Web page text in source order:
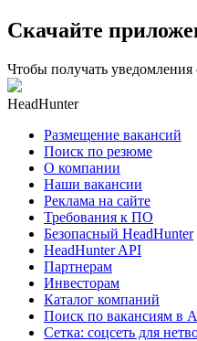
Скачайте
Чтобы получать
HeadHunter
Размещение вакансий
Поиск по резюме
О компании
Наши вакансии
Реклама на сайте
Требования к ПО
Безопасный HeadHunter
HeadHunter API
Партнерам
Инвесторам
Каталог компаний
Поиск по вакансиям в
Сетка: соцсеть для